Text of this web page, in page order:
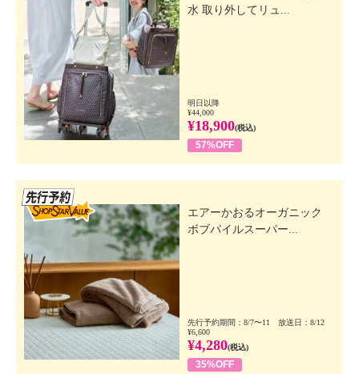
水 取り外してリュ...
明日以降
¥44,000
¥18,900(税込)
57%OFF
エアーかおるオーガニック
ボブパイルスーパー...
先行予約期間：8/7〜11 放送日：8/12
¥6,600
¥4,280(税込)
35%OFF